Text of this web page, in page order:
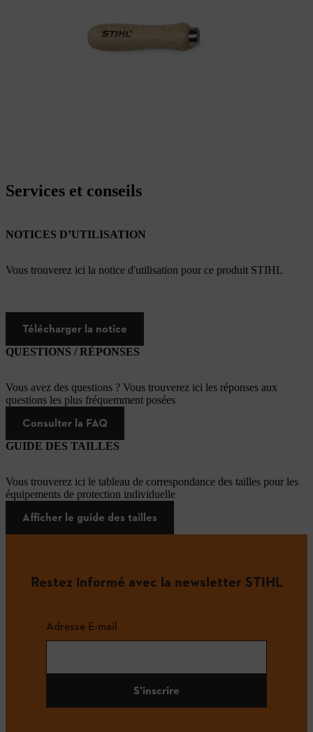
Services et conseils
NOTICES D’UTILISATION
Vous trouverez ici la notice d'utilisation pour ce produit STIHL
Télécharger la notice
QUESTIONS / RÉPONSES
Vous avez des questions ? Vous trouverez ici les réponses aux
questions les plus fréquemment posées
Consulter la FAQ
GUIDE DES TAILLES
Vous trouverez ici le tableau de correspondance des tailles pour les
équipements de protection individuelle
Afficher le guide des tailles
Restez informé avec la newsletter STIHL
Adresse E-mail
S'inscrire